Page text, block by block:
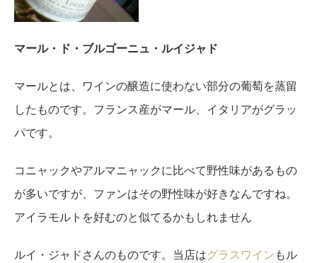
マール・ド・ブルゴーニュ・ルイジャド
マールとは、ワインの醸造に使わない部分の葡萄を蒸留
したものです。フランス産がマール、イタリアがグラッ
パです。
コニャックやアルマニャックに比べて野性味があるもの
が多いですが、ファンはその野性味が好きなんですね。
アイラモルトを好むのと似てるかもしれません
ルイ・ジャドさんのものです。当店はグラスワイン もル